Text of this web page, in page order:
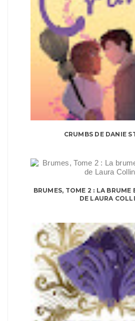
CRUMBS DE DANIE
BRUMES, TOME 2 : LA BRUME
DE LAURA